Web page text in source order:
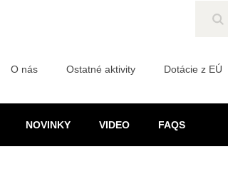
NOVINKY VIDEO FAQS
O nás Ostatné aktivity Dotácie z EÚ